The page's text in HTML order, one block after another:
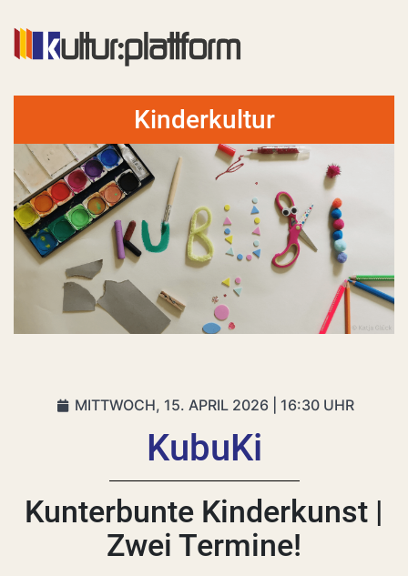
Kinderkultur
MITTWOCH, 15. APRIL 2026 | 16:30 UHR
KubuKi
Kunterbunte Kinderkunst |
Zwei Termine!